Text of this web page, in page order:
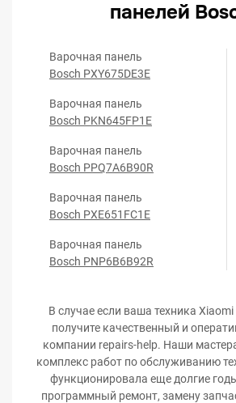
панелей
Варочная панель
Bosch PXY675DE3E
Варочная панель
Bosch PKN645FP1E
Варочная панель
Bosch PPQ7A6B90R
Варочная панель
Bosch PXE651FC1E
Варочная панель
Bosch PNP6B6B92R
В случае если ваша техника
получите качественный и
компании repairs-help. Наши
комплекс работ по обслуживанию
функционировала еще долгие
программный ремонт, замену